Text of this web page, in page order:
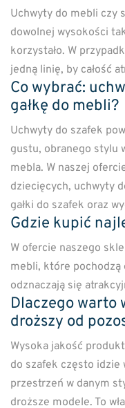
Uchwyty do mebli czy
dowolnej wysokości
korzystało. W
jedną linię, by całość
Co wybrać:
gałkę do mebli?
Uchwyty do szafek
gustu, obranego stylu
mebla. W naszej
dziecięcych, uchwyty
gałki do szafek oraz
Gdzie kupić
W ofercie naszego
mebli, które pochodzą
odznaczają się
Dlaczego warto
droższy od
Wysoka jakość
do szafek często idzie
przestrzeń w danym
droższe modele. To